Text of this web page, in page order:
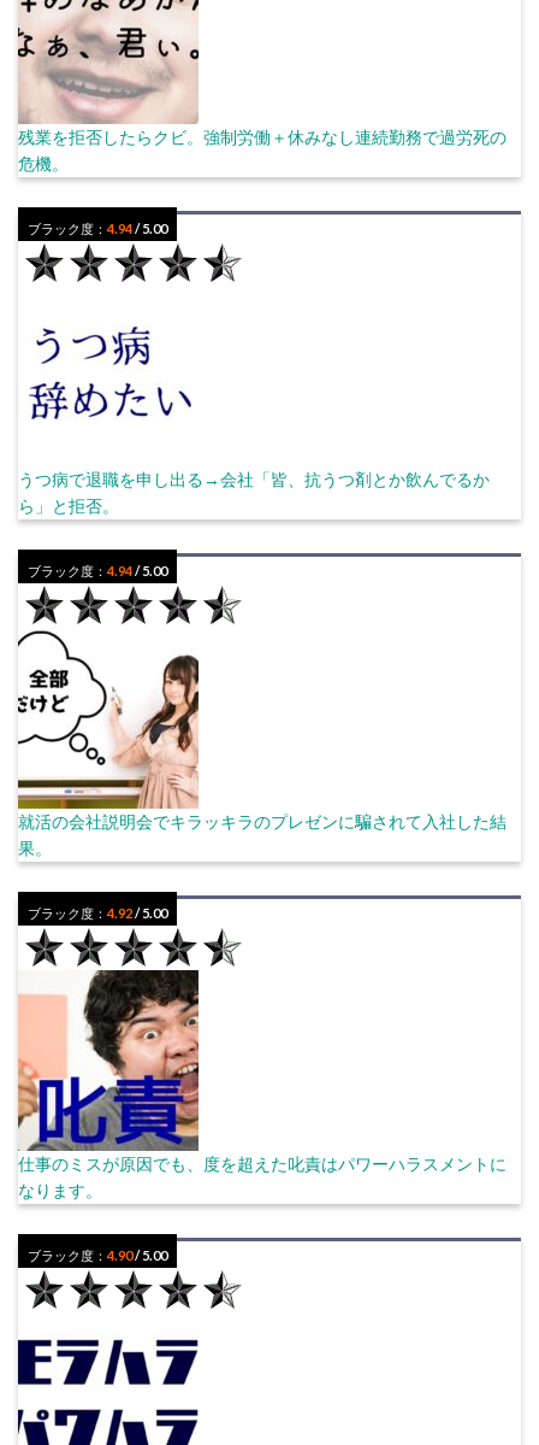
残業を拒否したらクビ。強制労働＋休みなし連続勤務で過労死の
危機。
ブラック度：4.94/ 5.00
うつ病で退職を申し出る→会社「皆、抗うつ剤とか飲んでるか
ら」と拒否。
ブラック度：4.94/ 5.00
就活の会社説明会でキラッキラのプレゼンに騙されて入社した結
果。
ブラック度：4.92/ 5.00
仕事のミスが原因でも、度を超えた叱責はパワーハラスメントに
なります。
ブラック度：4.90/ 5.00